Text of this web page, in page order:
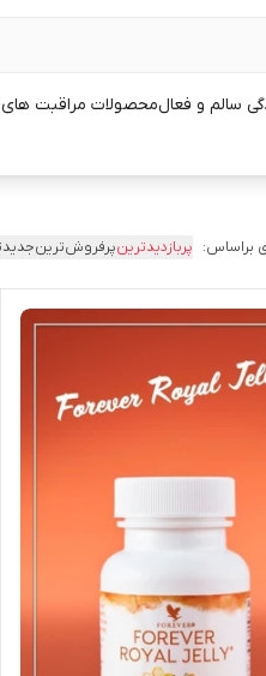
سالم و فعالمحصولات مراقبت
براساس: پربازدیدترینپرفروش‌ترین